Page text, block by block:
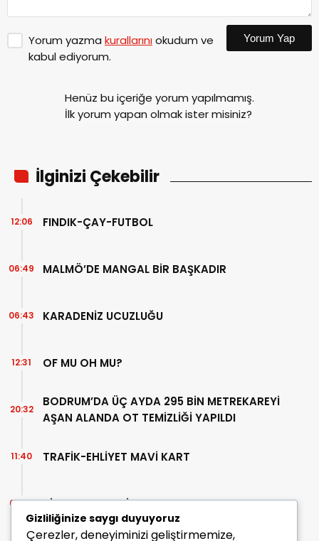
Yorum yazma kurallarınıokudum ve
kabul ediyorum.
Yorum Yap
Henüz bu içeriğe yorum yapılmamış.
İlk yorum yapan olmak ister misiniz?
İlginizi Çekebilir
FINDIK-ÇAY-FUTBOL
12:06
MALMÖ’DE MANGAL BİR BAŞKADIR
06:49
KARADENİZ UCUZLUĞU
06:43
OF MU OH MU?
12:31
BODRUM’DA ÜÇ AYDA 295 BİN METREKAREYİ
AŞAN ALANDA OT TEMİZLİĞİ YAPILDI
20:32
TRAFİK-EHLİYET MAVİ KART
11:40
BİR AHMET TELLİ YAZISI
07:30
Gizliliğinize saygı duyuyoruz
Çerezler, deneyiminizi geliştirmemize,